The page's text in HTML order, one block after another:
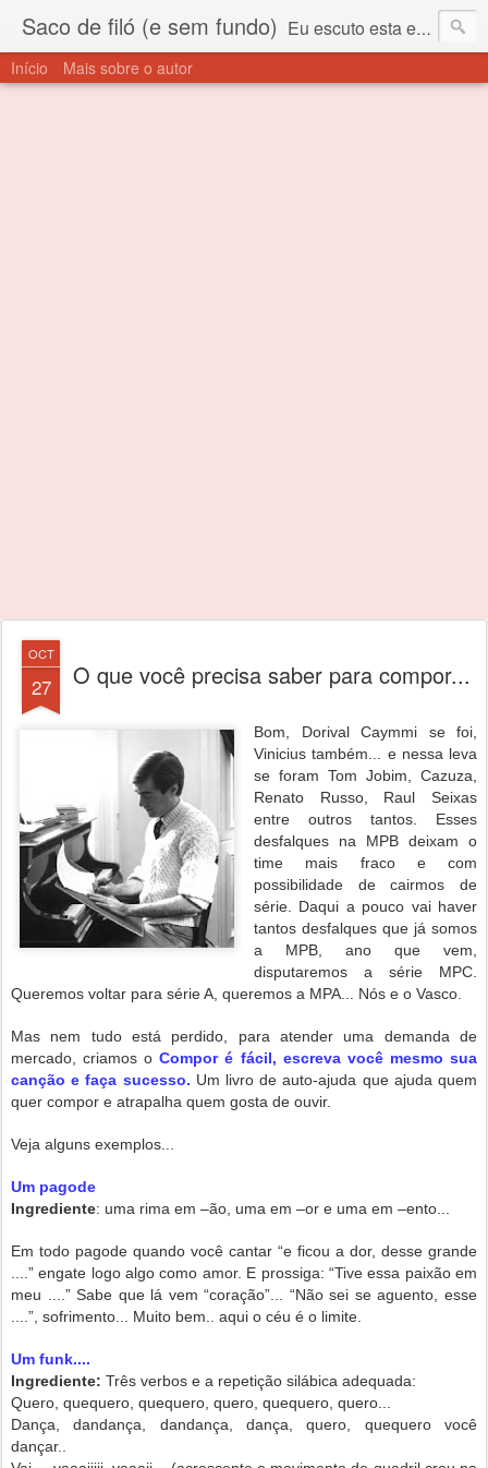
Saco de filó (e sem fundo) Eu escuto esta expressão "saco de filó" desde criança. Para quem não sabe, filó é um tecido todo furadinho e permite que um saco feito com ele, mesmo que muito exposto ao ar soprado para dentro, nunca vai se encher. Aí está o propósito deste nome... Para viver em sociedade tem que ter saco de filó.
Início Mais sobre o autor
OCT
27 O que você precisa saber para compor...
Bom, Dorival Caymmi se foi,
Vinicius também... e nessa leva
se foram Tom Jobim, Cazuza,
Renato Russo, Raul Seixas
entre outros tantos. Esses
desfalques na MPB deixam o
time mais fraco e com
possibilidade de cairmos de
série. Daqui a pouco vai haver
tantos desfalques que já somos
a MPB, ano que vem,
disputaremos a série MPC.
Queremos voltar para série A, queremos a MPA... Nós e o Vasco.
Mas nem tudo está perdido, para atender uma demanda de
mercado, criamos oCompor é fácil, escreva você mesmo sua
canção e faça sucesso. Um livro de auto-ajuda que ajuda quem
quer compor e atrapalha quem gosta de ouvir.
Veja alguns exemplos...
Um pagode
Ingrediente: uma rima em –ão, uma em –or e uma em –ento...
Em todo pagode quando você cantar “e ficou a dor, desse grande
....” engate logo algo como amor. E prossiga: “Tive essa paixão em
meu ....” Sabe que lá vem “coração”... “Não sei se aguento, esse
....”, sofrimento... Muito bem.. aqui o céu é o limite.
Um funk....
Ingrediente: Três verbos e a repetição silábica adequada:
Quero, quequero, quequero, quero, quequero, quero...
Dança, dandança, dandança, dança, quero, quequero você
dançar..